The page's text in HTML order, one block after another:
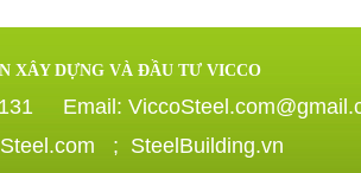
XÂY DỰNG VÀ ĐẦU TƯ VICCO
Email:
; SteelBuilding.vn